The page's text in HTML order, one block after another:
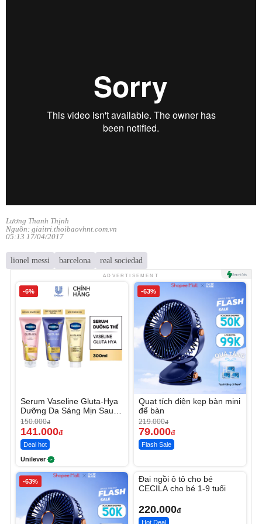
Lương Thanh Thịnh
Nguồn: giaitri.thoibaovhnt.com.vn
05:13 17/04/2017
lionel messi barcelona real sociedad
ADVERTISEMENT
-6%
Serum Vaseline Gluta-Hya
Dưỡng Da Sáng Mịn Sau 7
Ngày
150.000đ
141.000đ
Deal hot
Unilever
-63%
Quạt tích điện kẹp bàn mini
để bàn
219.000đ
79.000đ
Flash Sale
-63%
Đai ngồi ô tô cho bé
CECILA cho bé 1-9 tuổi
220.000đ
Hot Deal